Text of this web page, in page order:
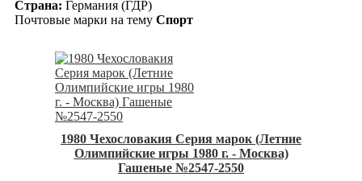
Страна: Германия (ГДР)
Почтовые марки на тему Спорт
1980 Чехословакия Серия марок (Летние
Олимпийские игры 1980 г. - Москва)
Гашеные №2547-2550